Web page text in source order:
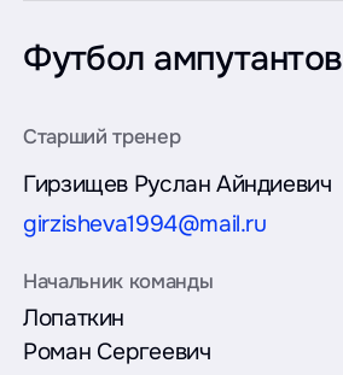
Футбол ампутантов
Гирзищев Руслан Айндиевич
girzisheva1994@mail.ru
Лопаткин
Роман Сергеевич